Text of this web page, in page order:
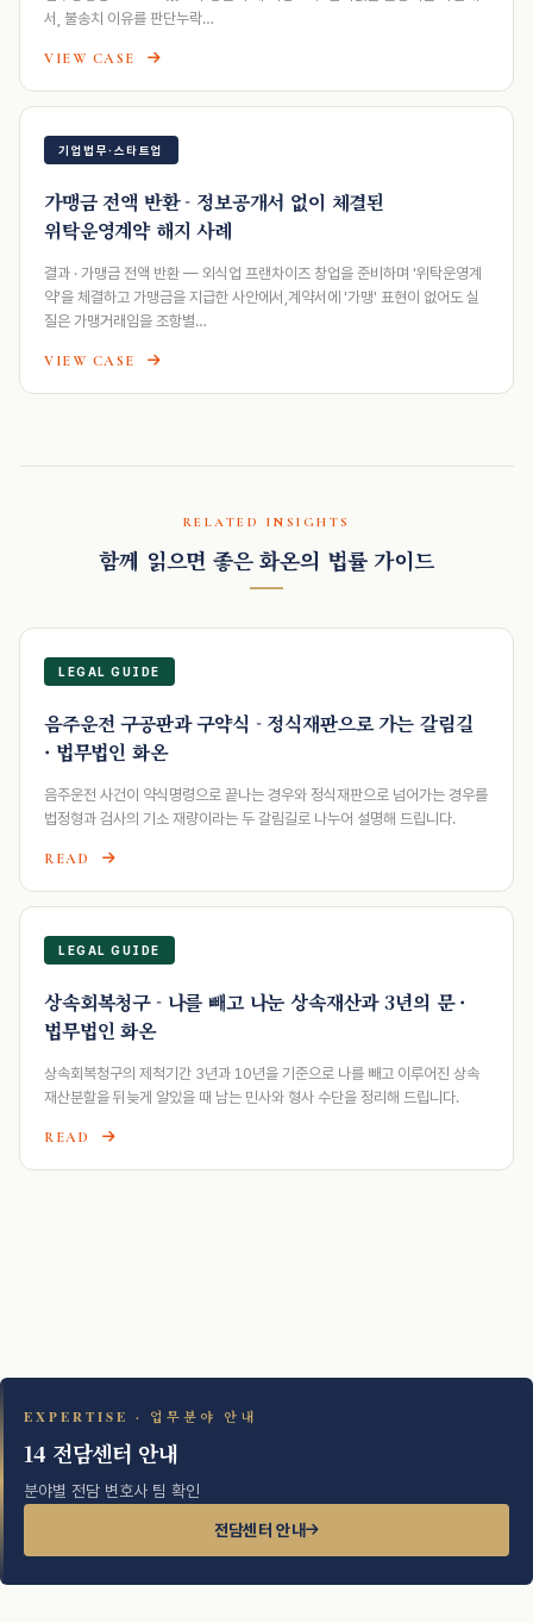
서, 불송치 이유를 판단누락…
VIEW CASE
기업법무·스타트업
가맹금 전액 반환 - 정보공개서 없이 체결된
위탁운영계약 해지 사례
결과 · 가맹금 전액 반환 — 외식업 프랜차이즈 창업을 준비하며 '위탁운영계
약'을 체결하고 가맹금을 지급한 사안에서,계약서에 '가맹' 표현이 없어도 실
질은 가맹거래임을 조항별…
VIEW CASE
RELATED INSIGHTS
함께 읽으면 좋은 화온의 법률 가이드
LEGAL GUIDE
음주운전 구공판과 구약식 - 정식재판으로 가는 갈림길
· 법무법인 화온
음주운전 사건이 약식명령으로 끝나는 경우와 정식재판으로 넘어가는 경우를
법정형과 검사의 기소 재량이라는 두 갈림길로 나누어 설명해 드립니다.
READ
LEGAL GUIDE
상속회복청구 - 나를 빼고 나눈 상속재산과 3년의 문 ·
법무법인 화온
상속회복청구의 제척기간 3년과 10년을 기준으로 나를 빼고 이루어진 상속
재산분할을 뒤늦게 알았을 때 남는 민사와 형사 수단을 정리해 드립니다.
READ
EXPERTISE · 업무분야 안내
14 전담센터 안내
분야별 전담 변호사 팀 확인
전담센터 안내